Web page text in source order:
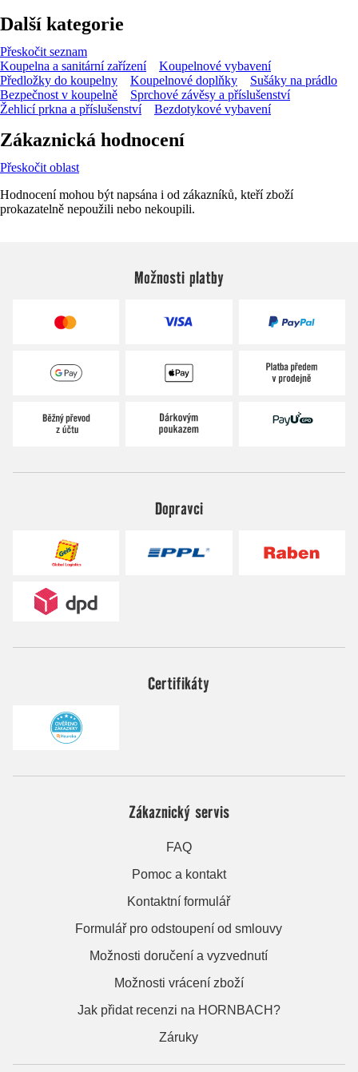
Další kategorie
Přeskočit seznam
Koupelna a sanitární zařízení
Koupelnové vybavení
Předložky do koupelny
Koupelnové doplňky
Sušáky na prádlo
Bezpečnost v koupelně
Sprchové závěsy a příslušenství
Žehlicí prkna a příslušenství
Bezdotykové vybavení
Zákaznická hodnocení
Přeskočit oblast
Hodnocení mohou být napsána i od zákazníků, kteří zboží
prokazatelně nepoužili nebo nekoupili.
Možnosti platby
Dopravci
Certifikáty
Zákaznický servis
FAQ
Pomoc a kontakt
Kontaktní formulář
Formulář pro odstoupení od smlouvy
Možnosti doručení a vyzvednutí
Možnosti vrácení zboží
Jak přidat recenzi na HORNBACH?
Záruky